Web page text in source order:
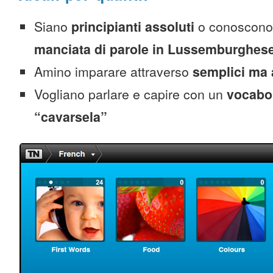
Siano principianti assoluti o
manciata di parole in
Amino imparare attraverso semplici
Vogliano parlare e capire con un
“cavarsela”